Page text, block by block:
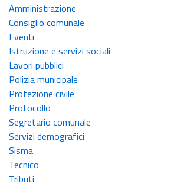
Amministrazione
Consiglio comunale
Eventi
Istruzione e servizi sociali
Lavori pubblici
Polizia municipale
Protezione civile
Protocollo
Segretario comunale
Servizi demografici
Sisma
Tecnico
Tributi